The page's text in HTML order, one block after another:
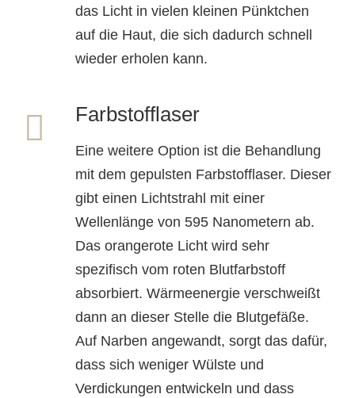
das Licht in vielen kleinen Pünktchen
auf die Haut, die sich dadurch schnell
wieder erholen kann.
Farbstofflaser
Eine weitere Option ist die Behandlung
mit dem gepulsten Farbstofflaser. Dieser
gibt einen Lichtstrahl mit einer
Wellenlänge von 595 Nanometern ab.
Das orangerote Licht wird sehr
spezifisch vom roten Blutfarbstoff
absorbiert. Wärmeenergie verschweißt
dann an dieser Stelle die Blutgefäße.
Auf Narben angewandt, sorgt das dafür,
dass sich weniger Wülste und
Verdickungen entwickeln und dass